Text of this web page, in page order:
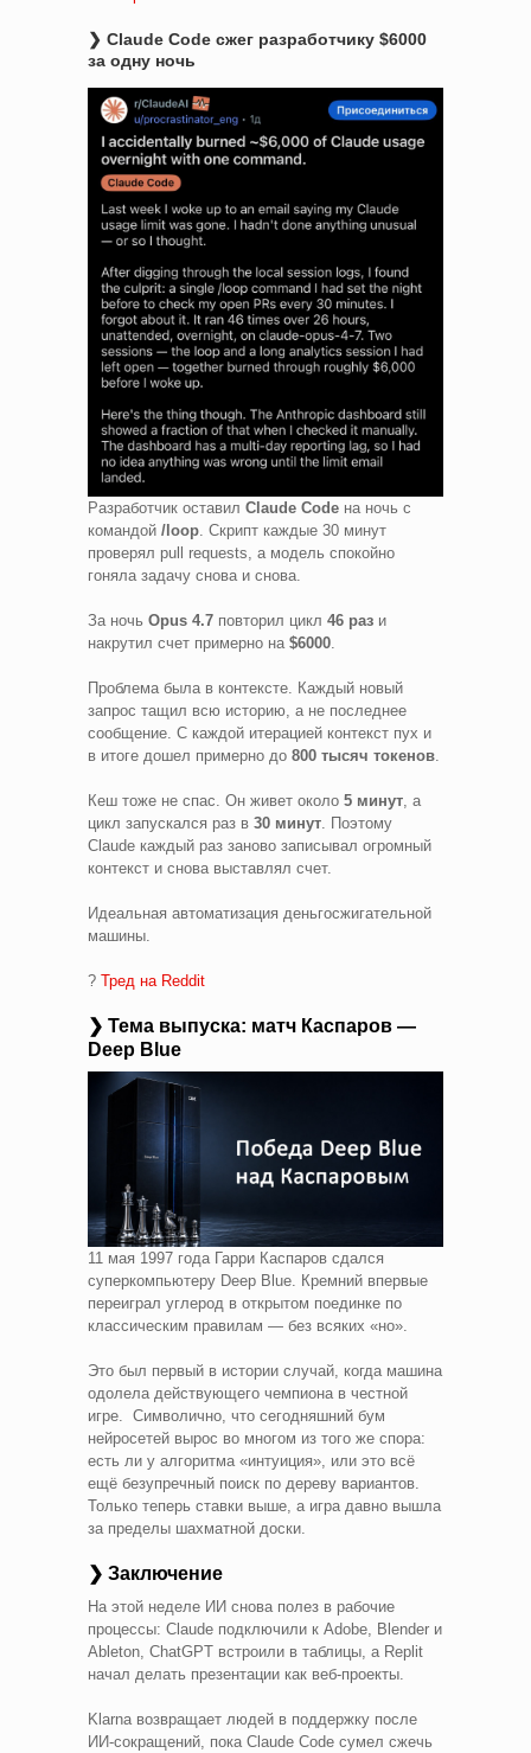
❯ Claude Code сжег разработчику $6000
за одну ночь
Разработчик оставил Claude Code на ночь с
командой /loop . Скрипт каждые 30 минут
проверял pull requests, а модель спокойно
гоняла задачу снова и снова.
За ночь Opus 4.7 повторил цикл 46 раз и
накрутил счет примерно на $6000
Проблема была в контексте. Каждый новый
запрос тащил всю историю, а не последнее
сообщение. С каждой итерацией контекст пух и
в итоге дошел примерно до 800 тысяч токенов
Кеш тоже не спас. Он живет около 5 минут , а
цикл запускался раз в 30 минут . Поэтому
Claude каждый раз заново записывал огромный
контекст и снова выставлял счет.
Идеальная автоматизация деньгосжигательной
машины.
? Тред на Reddit
❯ Тема выпуска: матч Каспаров —
Deep Blue
11 мая 1997 года Гарри Каспаров сдался
суперкомпьютеру Deep Blue. Кремний впервые
переиграл углерод в открытом поединке по
классическим правилам — без всяких «но».
Это был первый в истории случай, когда машина
одолела действующего чемпиона в честной
игре. Символично, что сегодняшний бум
нейросетей вырос во многом из того же спора:
есть ли у алгоритма «интуиция», или это всё
ещё безупречный поиск по дереву вариантов.
Только теперь ставки выше, а игра давно вышла
за пределы шахматной доски.
❯ Заключение
На этой неделе ИИ снова полез в рабочие
процессы: Claude подключили к Adobe, Blender и
Ableton, ChatGPT встроили в таблицы, а Replit
начал делать презентации как веб-проекты.
Klarna возвращает людей в поддержку после
ИИ-сокращений, пока Claude Code сумел сжечь